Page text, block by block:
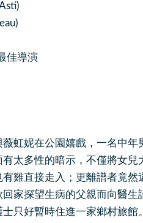
佳導演
虹妮在公園嬉戲，一名中
太多性的暗示，不僅將女
雞直接走入；更離譜者竟然
家探望生病的父親而向醫
只好暫時住進一家鄉村旅館。